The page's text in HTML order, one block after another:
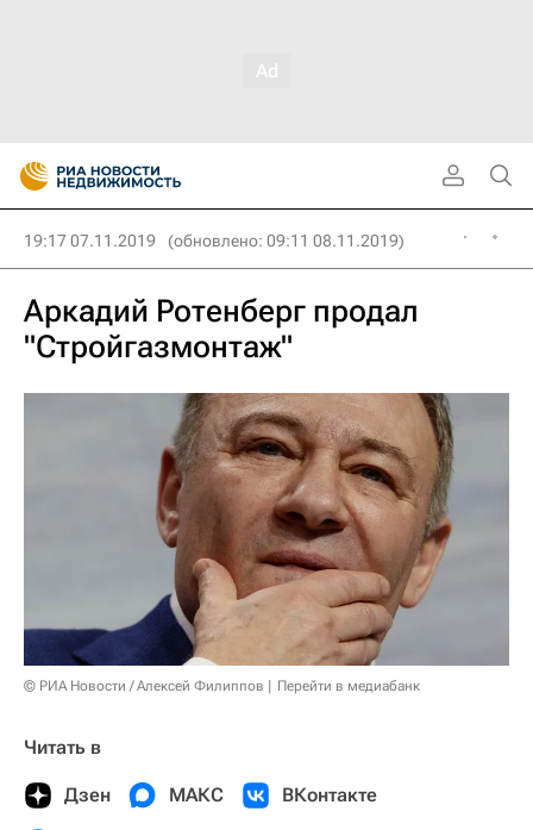
19:17 07.11.2019 (обновлено: 09:11 08.11.2019)
Аркадий Ротенберг продал
"Стройгазмонтаж"
© РИА Новости / Алексей Филиппов Перейти в медиабанк
Читать в
Дзен МАКС ВКонтакте